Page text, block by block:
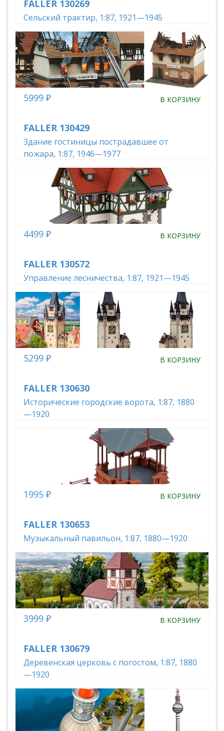
FALLER 130269
Сельский трактир, 1:87, 1921—1945
FALLER 130429
Здание гостиницы пострадавшее от
пожара, 1:87, 1946—1977
5999 ₽ В КОРЗИНУ
FALLER 130572
Управление лесничества, 1:87, 1921—1945
4499 ₽ В КОРЗИНУ
FALLER 130630
Исторические городские ворота, 1:87, 1880
—1920
5299 ₽ В КОРЗИНУ
FALLER 130653
Музыкальный павильон, 1:87, 1880—1920
1995 ₽ В КОРЗИНУ
FALLER 130679
Деревенская церковь с погостом, 1:87, 1880
—1920
3999 ₽ В КОРЗИНУ